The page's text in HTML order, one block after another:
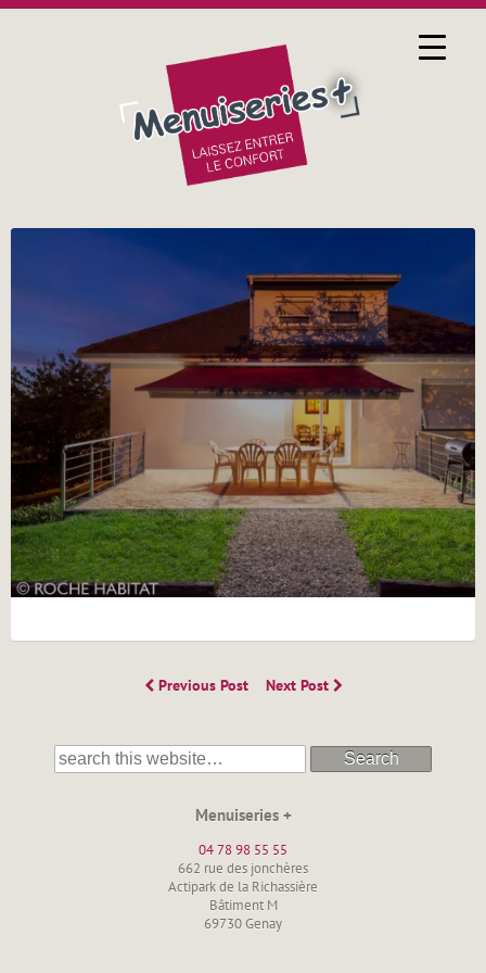
Previous Post Next Post
Search
Menuiseries +
04 78 98 55 55
662 rue des jonchères
Actipark de la Richassière
Bâtiment M
69730 Genay